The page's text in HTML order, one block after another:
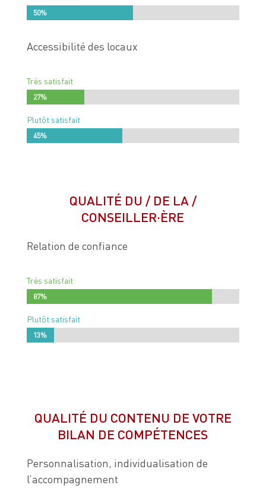
50%
50%
Accessibilité des locaux
Très satisfait
27%
27%
Plutôt satisfait
45%
45%
QUALITÉ DU / DE LA /
CONSEILLER·ÈRE
Relation de confiance
Très satisfait
87%
87%
Plutôt satisfait
13%
13%
QUALITÉ DU CONTENU DE VOTRE
BILAN DE COMPÉTENCES
Personnalisation, individualisation de
l’accompagnement